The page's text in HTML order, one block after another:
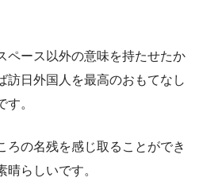
ペース以外の意味を持たせたか
訪日外国人を最高のおもてなし
。
ろの名残を感じ取ることができ
晴らしいです。